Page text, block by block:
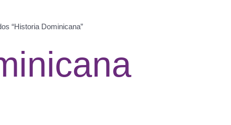
“Historia Dominicana”